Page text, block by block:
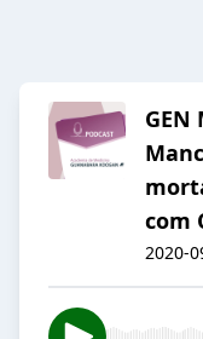
GEN
com
2020-